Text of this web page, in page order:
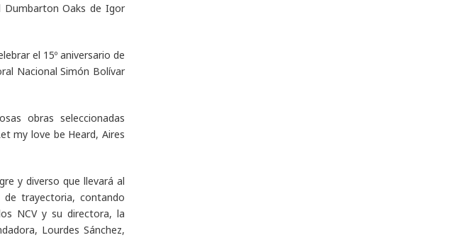
Oaks de Igor
el 15º aniversario de
Nacional Simón Bolívar
obras seleccionadas
my love be Heard, Aires
y diverso que llevará al
trayectoria, contando
NCV y su directora, la
Lourdes Sánchez,